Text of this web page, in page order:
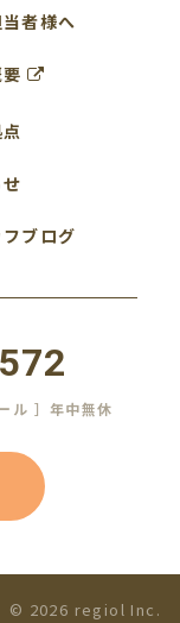
者様へ
ブログ
ル ］年中無休
© 2026 regiol Inc.